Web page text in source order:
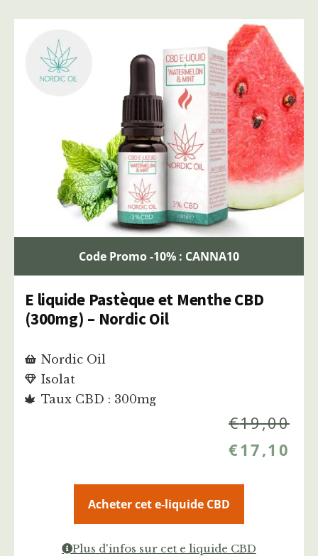
Code Promo -10% : CANNA10
E liquide Pastèque et Menthe CBD
(300mg) – Nordic Oil
Nordic Oil
Isolat
Taux CBD : 300mg
€19,00
€17,10
Acheter cet e-liquide CBD
Plus d'infos sur cet e liquide CBD